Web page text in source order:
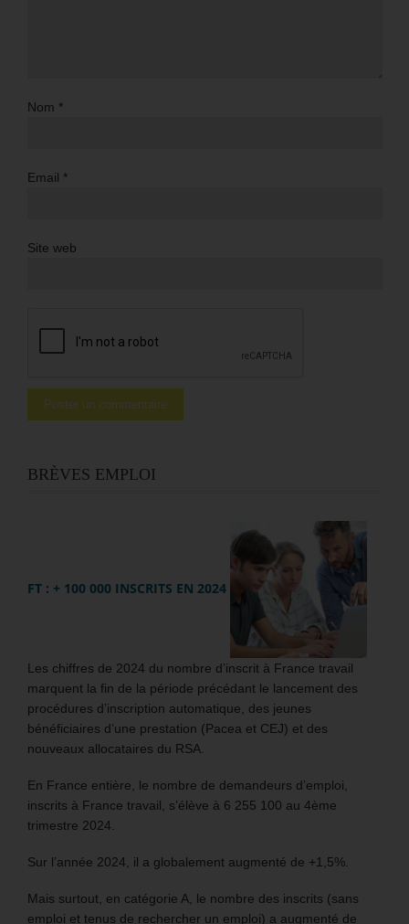
Nom *
Email *
Site web
BRÈVES EMPLOI
FT : + 100 000 INSCRITS EN 2024
Les chiffres de 2024 du nombre d’inscrit à France travail
marquent la fin de la période précédant le lancement des
procédures d’inscription automatique, des jeunes
bénéficiaires d’une prestation (Pacea et CEJ) et des
nouveaux allocataires du RSA.
En France entière, le nombre de demandeurs d’emploi,
inscrits à France travail, s’élève à 6 255 100 au 4ème
trimestre 2024.
Sur l’année 2024, il a globalement augmenté de +1,5%.
Mais surtout, en catégorie A, le nombre des inscrits (sans
emploi et tenus de rechercher un emploi) a augmenté de